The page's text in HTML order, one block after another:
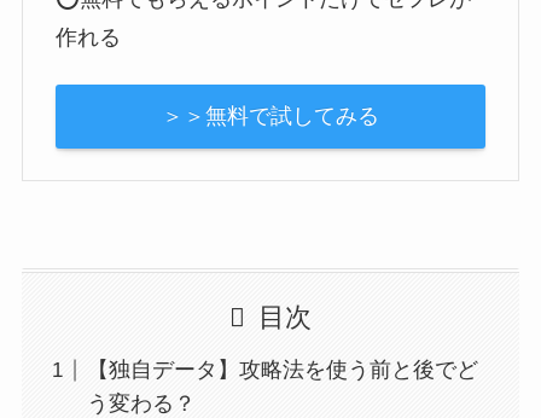
作れる
＞＞無料で試してみる
目次
【独自データ】攻略法を使う前と後でど
う変わる？